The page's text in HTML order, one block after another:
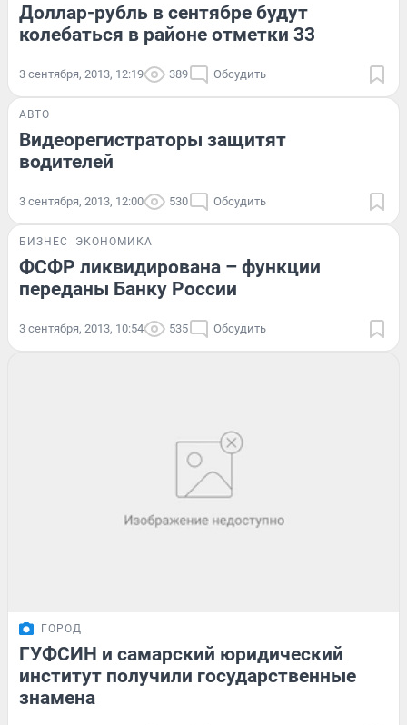
Доллар-рубль в сентябре будут
колебаться в районе отметки 33
3 сентября, 2013, 12:19 389 Обсудить
АВТО
Видеорегистраторы защитят
водителей
3 сентября, 2013, 12:00 530 Обсудить
БИЗНЕС ЭКОНОМИКА
ФСФР ликвидирована – функции
переданы Банку России
3 сентября, 2013, 10:54 535 Обсудить
ГОРОД
ГУФСИН и самарский юридический
институт получили государственные
знамена